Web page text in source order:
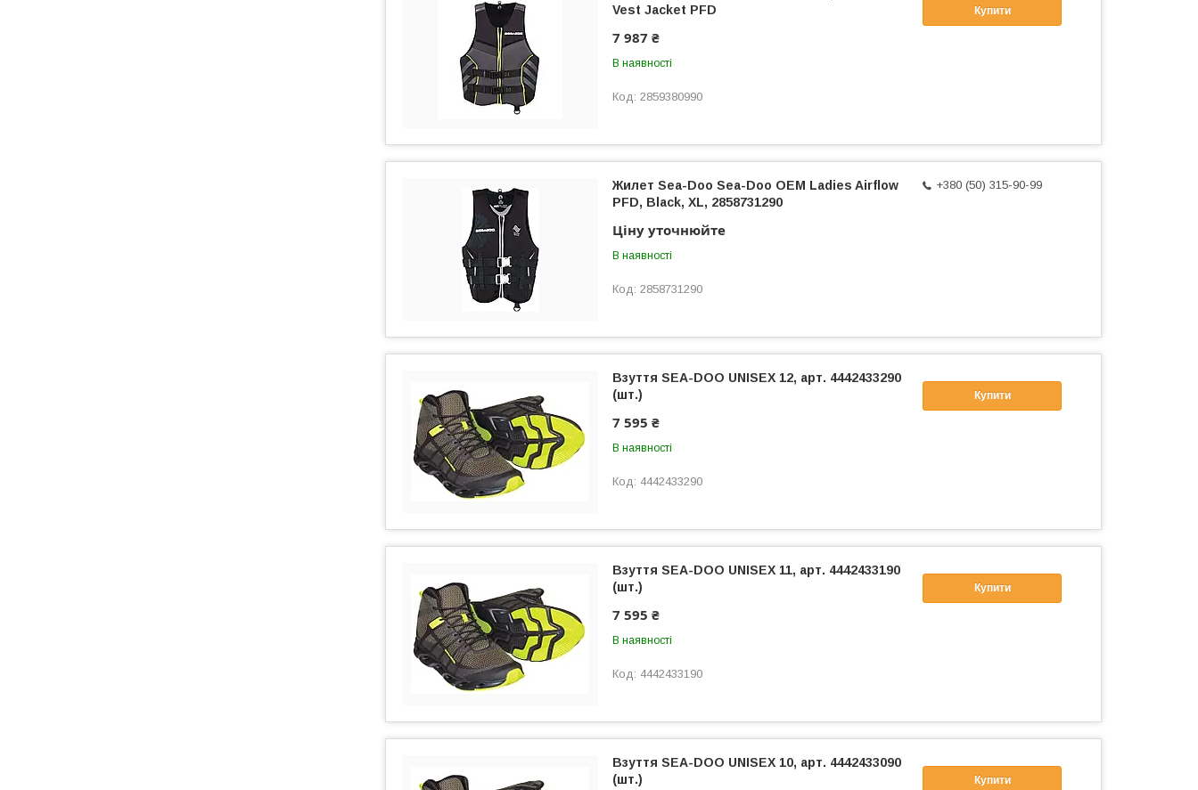
Купити
Vest Jacket PFD
7 987 ₴
В наявності
2859380990
+380 (50) 315-90-99
Жилет Sea-Doo Sea-Doo OEM Ladies Airflow
PFD, Black, XL, 2858731290
Ціну уточнюйте
В наявності
2858731290
Купити
Взуття SEA-DOO UNISEX 12, арт. 4442433290
(шт.)
7 595 ₴
В наявності
4442433290
Купити
Взуття SEA-DOO UNISEX 11, арт. 4442433190
(шт.)
7 595 ₴
В наявності
4442433190
Купити
Взуття SEA-DOO UNISEX 10, арт. 4442433090
(шт.)